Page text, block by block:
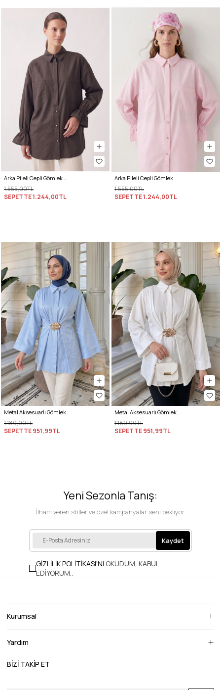
1.555,00TL
SEPETTE1.244,00TL
1.555,00TL
SEPETTE1.244,00TL
1.189,99TL
SEPETTE951,99TL
1.189,99TL
SEPETTE951,99TL
Yeni Sezonla Tanış:
İlham veren stiller ve özel kampanyalar seni bekliyor.
Kaydet
GİZLİLİK POLİTİKASI'NI OKUDUM, KABUL
EDİYORUM.
Kurumsal
Yardım
BİZİ TAKİP ET